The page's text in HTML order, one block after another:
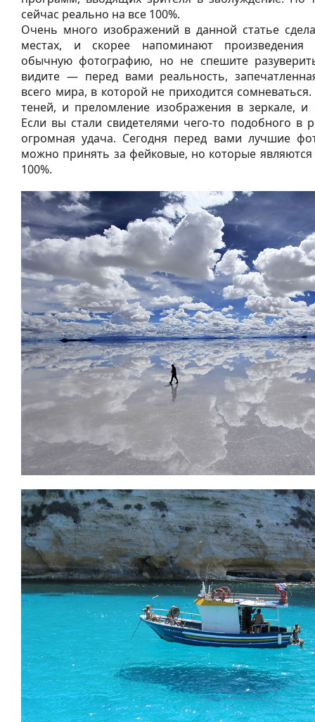
сейчас реально на все 100%.
Очень много изображений в данной статье
местах, и скорее напоминают произведения
обычную фотографию, но не спешите
видите — перед вами реальность,
всего мира, в которой не приходится
теней, и преломление изображения в зеркале, и
Если вы стали свидетелями чего-то подобного в
огромная удача. Сегодня перед вами лучшие
можно принять за фейковые, но которые
100%.